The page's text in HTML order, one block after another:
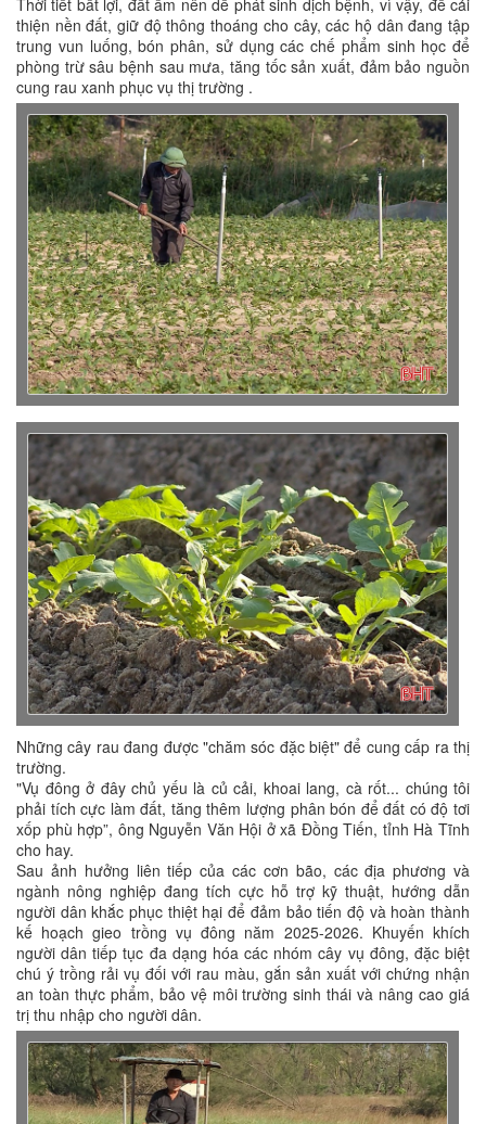
thiện nền đất, giữ độ thông thoáng cho cây, các hộ dân đang tập
trung vun luống, bón phân, sử dụng các chế phẩm sinh học để
phòng trừ sâu bệnh sau mưa, tăng tốc sản xuất, đảm bảo nguồn
cung rau xanh phục vụ thị trường .
Những cây rau đang được "chăm sóc đặc biệt" để cung cấp ra thị
trường.
"Vụ đông ở đây chủ yếu là củ cải, khoai lang, cà rốt... chúng tôi
phải tích cực làm đất, tăng thêm lượng phân bón để đất có độ tơi
xốp phù hợp”, ông Nguyễn Văn Hội ở xã Đồng Tiến, tỉnh Hà Tĩnh
cho hay.
Sau ảnh hưởng liên tiếp của các cơn bão, các địa phương và
ngành nông nghiệp đang tích cực hỗ trợ kỹ thuật, hướng dẫn
người dân khắc phục thiệt hại để đảm bảo tiến độ và hoàn thành
kế hoạch gieo trồng vụ đông năm 2025-2026. Khuyến khích
người dân tiếp tục đa dạng hóa các nhóm cây vụ đông, đặc biệt
chú ý trồng rải vụ đối với rau màu, gắn sản xuất với chứng nhận
an toàn thực phẩm, bảo vệ môi trường sinh thái và nâng cao giá
trị thu nhập cho người dân.